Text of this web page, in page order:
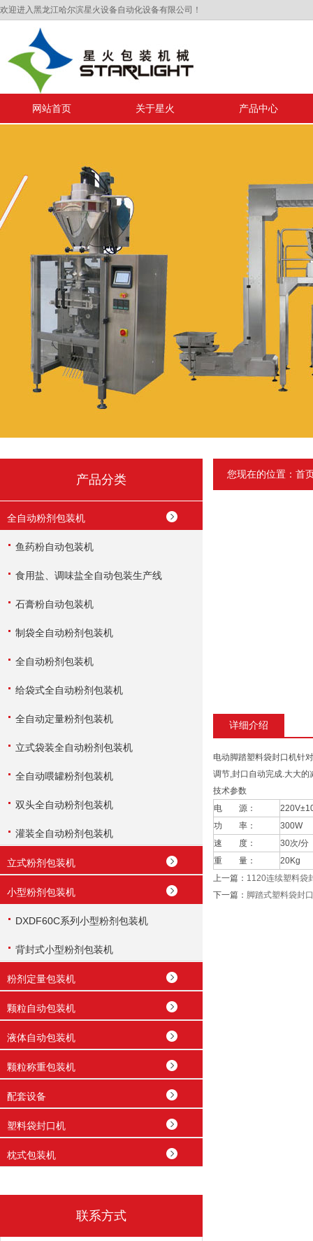
欢迎进入黑龙江哈尔滨星火设备自动化设备有限公司！
网站首页 关于星火 产品中心
产品分类
全自动粉剂包装机
鱼药粉自动包装机
食用盐、调味盐全自动包装生产线
石膏粉自动包装机
制袋全自动粉剂包装机
全自动粉剂包装机
给袋式全自动粉剂包装机
全自动定量粉剂包装机
立式袋装全自动粉剂包装机
全自动喂罐粉剂包装机
双头全自动粉剂包装机
灌装全自动粉剂包装机
立式粉剂包装机
小型粉剂包装机
DXDF60C系列小型粉剂包装机
背封式小型粉剂包装机
粉剂定量包装机
颗粒自动包装机
液体自动包装机
颗粒称重包装机
配套设备
塑料袋封口机
枕式包装机
联系方式
您现在的位置： 首
详细介绍
电动脚踏塑料袋封口机针
调节,封口自动完成.大大
技术参数
电 源：
功 率：
300W
速 度：
30次/分
重 量：
20Kg
上一篇： 1120连续塑料袋
下一篇： 脚踏式塑料袋封